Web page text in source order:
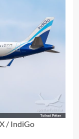
/ IndiGo